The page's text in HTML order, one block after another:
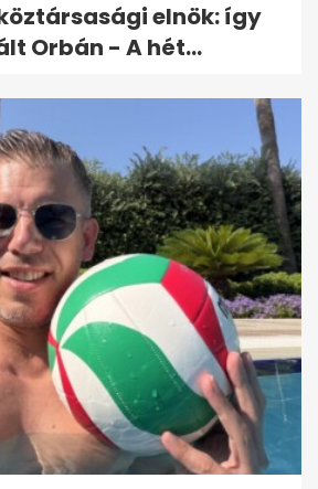
elnök: így
Orbán - A hét...